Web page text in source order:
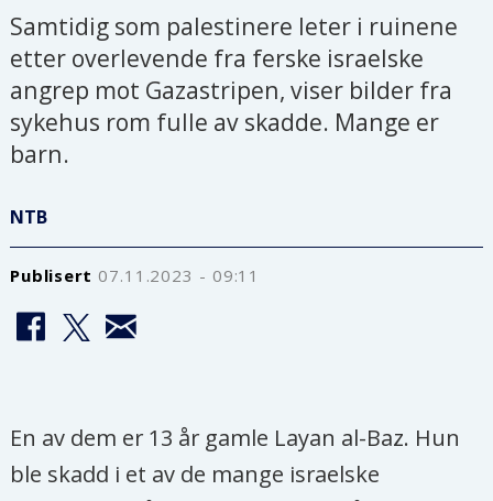
Samtidig som palestinere leter i ruinene
etter overlevende fra ferske israelske
angrep mot Gazastripen, viser bilder fra
sykehus rom fulle av skadde. Mange er
barn.
NTB
Publisert 07.11.2023 - 09:11
En av dem er 13 år gamle Layan al-Baz. Hun
ble skadd i et av de mange israelske